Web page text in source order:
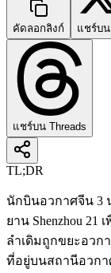
คัดลอกลิงก์ แชร์บน
แชร์บน Threads
TL;DR
นักบินอวกาศจีน 3
ยาน Shenzhou
ลำเดิมถูกขยะอวก
ที่อยู่บนสถานีอวกา